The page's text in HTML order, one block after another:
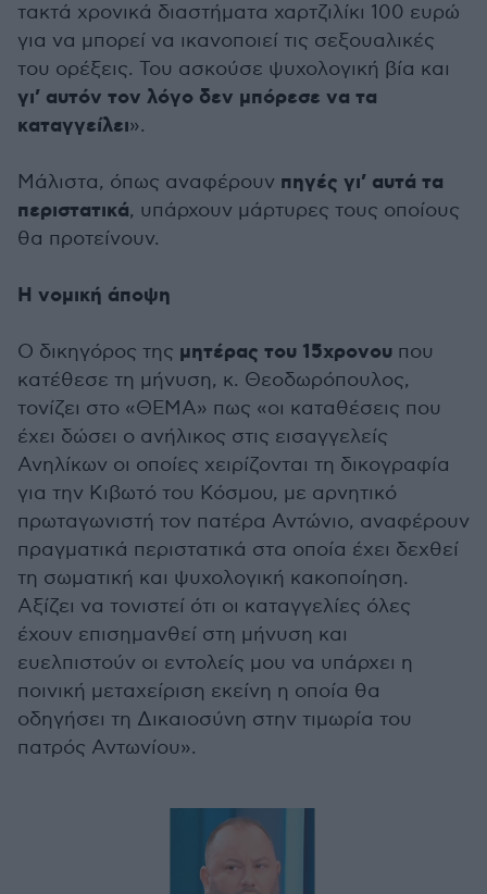
τακτά χρονικά διαστήματα χαρτζιλίκι 100 ευρώ
για να μπορεί να ικανοποιεί τις σεξουαλικές
του ορέξεις. Του ασκούσε ψυχολογική βία και
γι’ αυτόν τον λόγο δεν μπόρεσε να τα
καταγγείλει».
Μάλιστα, όπως αναφέρουν πηγές γι’ αυτά τα
περιστατικά, υπάρχουν μάρτυρες τους οποίους
θα προτείνουν.
Η νομική άποψη
Ο δικηγόρος της μητέρας του 15χρονου που
κατέθεσε τη μήνυση, κ. Θεοδωρόπουλος,
τονίζει στο «ΘΕΜΑ» πως «oι καταθέσεις που
έχει δώσει ο ανήλικος στις εισαγγελείς
Ανηλίκων οι οποίες χειρίζονται τη δικογραφία
για την Κιβωτό του Κόσμου, με αρνητικό
πρωταγωνιστή τον πατέρα Αντώνιο, αναφέρουν
πραγματικά περιστατικά στα οποία έχει δεχθεί
τη σωματική και ψυχολογική κακοποίηση.
Αξίζει να τονιστεί ότι οι καταγγελίες όλες
έχουν επισημανθεί στη μήνυση και
ευελπιστούν οι εντολείς μου να υπάρχει η
ποινική μεταχείριση εκείνη η οποία θα
οδηγήσει τη Δικαιοσύνη στην τιμωρία του
πατρός Αντωνίου».